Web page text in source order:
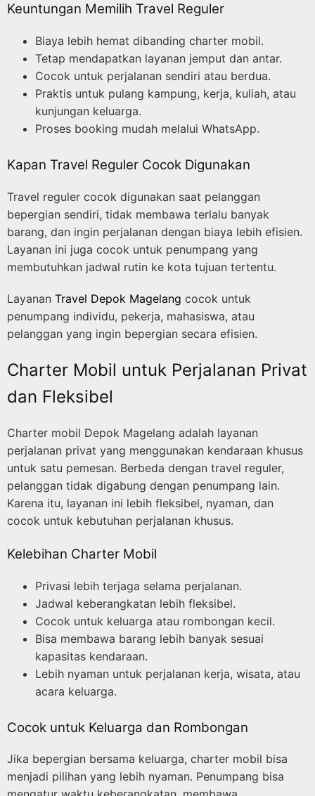
Keuntungan Memilih Travel Reguler
Biaya lebih hemat dibanding charter mobil.
Tetap mendapatkan layanan jemput dan antar.
Cocok untuk perjalanan sendiri atau berdua.
Praktis untuk pulang kampung, kerja, kuliah, atau
kunjungan keluarga.
Proses booking mudah melalui WhatsApp.
Kapan Travel Reguler Cocok Digunakan
Travel reguler cocok digunakan saat pelanggan
bepergian sendiri, tidak membawa terlalu banyak
barang, dan ingin perjalanan dengan biaya lebih efisien.
Layanan ini juga cocok untuk penumpang yang
membutuhkan jadwal rutin ke kota tujuan tertentu.
Layanan Travel Depok Magelang cocok untuk
penumpang individu, pekerja, mahasiswa, atau
pelanggan yang ingin bepergian secara efisien.
Charter Mobil untuk Perjalanan Privat
dan Fleksibel
Charter mobil Depok Magelang adalah layanan
perjalanan privat yang menggunakan kendaraan khusus
untuk satu pemesan. Berbeda dengan travel reguler,
pelanggan tidak digabung dengan penumpang lain.
Karena itu, layanan ini lebih fleksibel, nyaman, dan
cocok untuk kebutuhan perjalanan khusus.
Kelebihan Charter Mobil
Privasi lebih terjaga selama perjalanan.
Jadwal keberangkatan lebih fleksibel.
Cocok untuk keluarga atau rombongan kecil.
Bisa membawa barang lebih banyak sesuai
kapasitas kendaraan.
Lebih nyaman untuk perjalanan kerja, wisata, atau
acara keluarga.
Cocok untuk Keluarga dan Rombongan
Jika bepergian bersama keluarga, charter mobil bisa
menjadi pilihan yang lebih nyaman. Penumpang bisa